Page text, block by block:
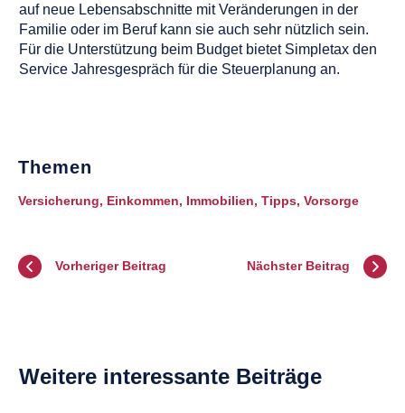
auf neue Lebensabschnitte mit Veränderungen in der
Familie oder im Beruf kann sie auch sehr nützlich sein.
Für die Unterstützung beim Budget bietet Simpletax den
Service Jahresgespräch für die Steuerplanung an.
Themen
Versicherung, Einkommen, Immobilien, Tipps, Vorsorge
Vorheriger Beitrag Nächster Beitrag
Weitere interessante Beiträge